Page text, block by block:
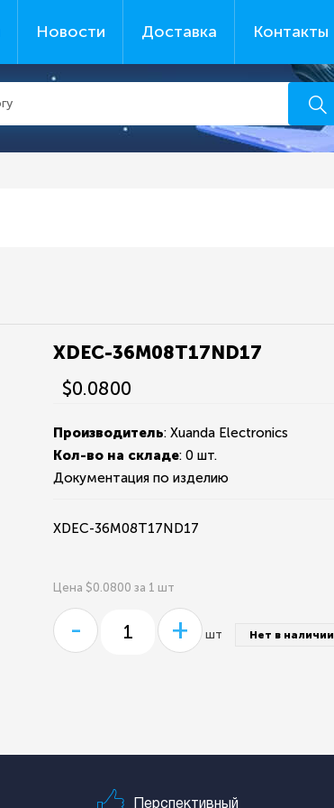
Новости Доставка Контакты
XDEC-36M08T17ND17
$0.0800
Производитель: Xuanda Electronics
Кол-во на складе:0 шт.
Документация по изделию
XDEC-36M08T17ND17
Цена $0.0800 за 1 шт
- + шт Нет в наличии
Перспективный